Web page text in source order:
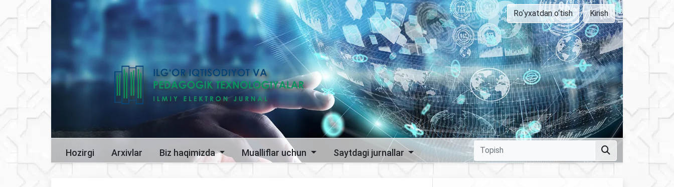
Ro‘yxatdan o‘tish Kirish
Hozirgi Arxivlar Biz haqimizda Mualliflar uchun Saytdagi jurnallar